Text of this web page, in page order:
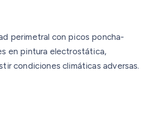
perimetral con picos poncha-
en pintura electrostática,
condiciones climáticas adversas.